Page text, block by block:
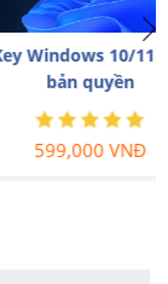
10/11 Pro
quyền
VNĐ